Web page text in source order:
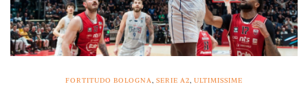
FORTITUDO BOLOGNA, SERIE A2, ULTIMISSIME